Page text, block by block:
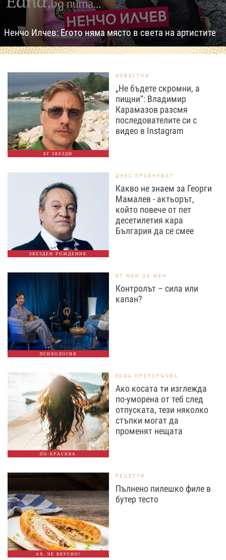
Ненчо Илчев: Егото няма място в света на артистите
БГ ЗВЕЗДИ
ИЗВЕСТНИ
„Не бъдете скромни, а
пищни“: Владимир
Карамазов разсмя
последователите си с
видео в Instagram
ЗВЕЗДЕН РОЖДЕНИК
ДНЕС ПРАЗНУВАТ
Какво не знаем за Георги
Мамалев - актьорът,
който повече от пет
десетилетия кара
България да се смее
ПСИХОЛОГИЯ
ОТ МЕН ЗА МЕН
Контролът – сила или
капан?
ПО-КРАСИВА
EDNA ПРЕПОРЪЧВА
Ако косата ти изглежда
по-уморена от теб след
отпуската, тези няколко
стъпки могат да
променят нещата
АХ, ЧЕ ВКУСНО!
РЕЦЕПТИ
Пълнено пилешко филе в
бутер тесто